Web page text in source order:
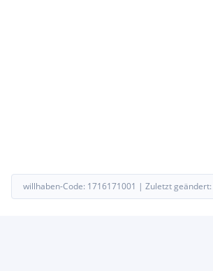
willhaben-Code: 1716171001 | Zuletzt geändert: